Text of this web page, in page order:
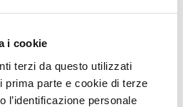
i cookie
terzi da questo utilizzati
prima parte e cookie di terze
l’identificazione personale
ALLE SCALE -